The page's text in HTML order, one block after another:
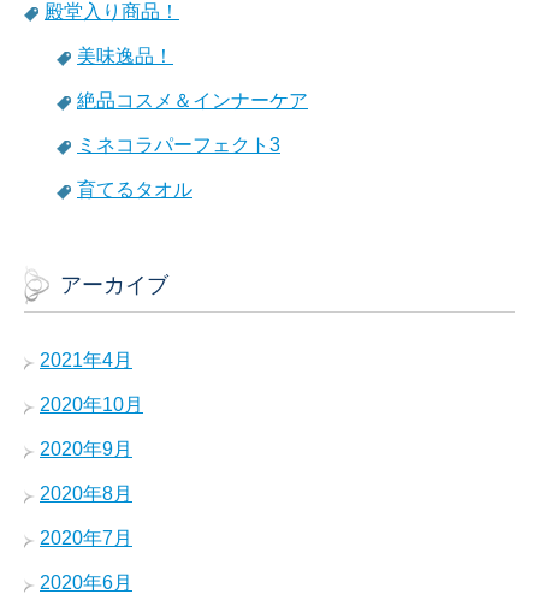
殿堂入り商品！
美味逸品！
絶品コスメ＆インナーケア
ミネコラパーフェクト3
育てるタオル
アーカイブ
2021年4月
2020年10月
2020年9月
2020年8月
2020年7月
2020年6月